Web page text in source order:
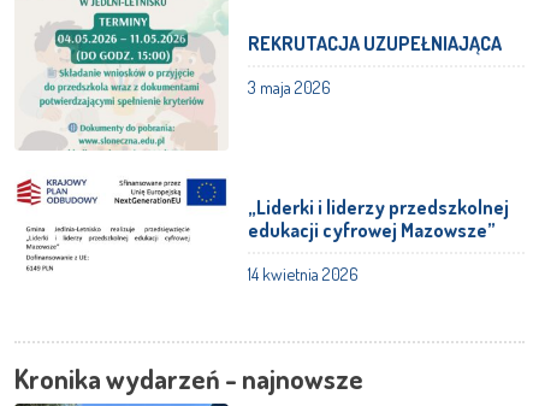
REKRUTACJA UZUPEŁNIAJĄCA
3 maja 2026
„Liderki i liderzy przedszkolnej
edukacji cyfrowej Mazowsze”
14 kwietnia 2026
Kronika wydarzeń - najnowsze